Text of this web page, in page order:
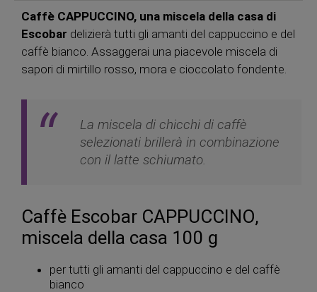
Caffè CAPPUCCINO, una miscela della casa di
Escobar delizierà tutti gli amanti del cappuccino e del
caffè bianco. Assaggerai una piacevole miscela di
sapori di mirtillo rosso, mora e cioccolato fondente.
La miscela di chicchi di caffè
selezionati brillerà in combinazione
con il latte schiumato.
Caffè Escobar CAPPUCCINO,
miscela della casa 100 g
per tutti gli amanti del cappuccino e del caffè
bianco